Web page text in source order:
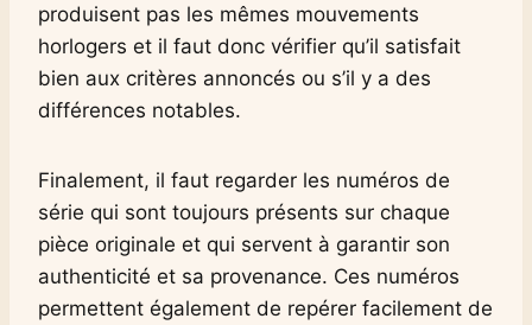
produisent pas les mêmes mouvements
horlogers et il faut donc vérifier qu’il satisfait
bien aux critères annoncés ou s’il y a des
différences notables.
Finalement, il faut regarder les numéros de
série qui sont toujours présents sur chaque
pièce originale et qui servent à garantir son
authenticité et sa provenance. Ces numéros
permettent également de repérer facilement de